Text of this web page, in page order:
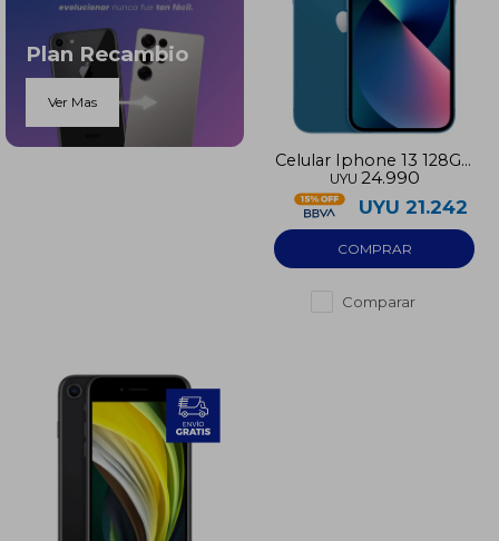
Plan Recambio
Ver Mas
Celular Iphone 13 128GB
pre-utilizado
UYU 24.990
UYU 21.242
Comparar